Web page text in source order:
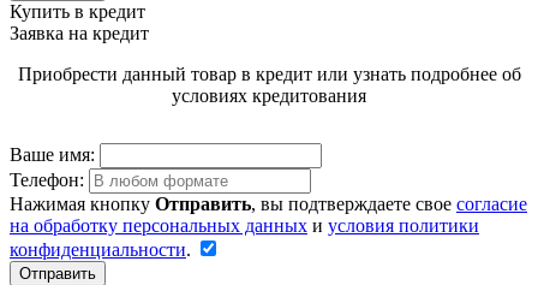
Купить в кредит
Заявка на кредит
Приобрести данный товар в кредит или узнать подробнее об
условиях кредитования
Ваше имя:
Телефон:
Нажимая кнопку Отправить, вы подтверждаете свое согласие
на обработку персональных данных и условия политики
конфиденциальности.
Отправить